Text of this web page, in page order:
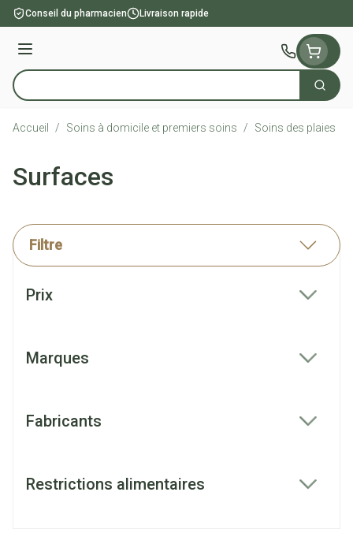
Aller au contenu
Conseil du pharmacien Livraison rapide
Menu
Rechercher
Accueil / Soins à domicile et premiers soins / Soins des plaies
Surfaces
Filtre
Prix
Marques
Fabricants
Restrictions alimentaires